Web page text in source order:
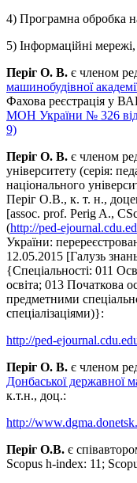
4) Програмна обробка
5) Інформаційні
Періг О. В. є членом
машинобудівної
Фахова реєстрація у
МОН України № 326 від
9)
Періг О. В. є членом
університету (серія:
національного
Періг О.В., к. т. н.,
[assoc. prof. Perig A.,
(http://ped-
України:
12.05.2015 [Галузь
{Спеціальності: 011
освіта; 013 Початкова
предметними
спеціалізаціями)}:
http://ped-
Періг О. В. є членом
Донбаської державної
к.т.н., доц.:
http://
Періг О.В. є
Scopus h-index: 11;